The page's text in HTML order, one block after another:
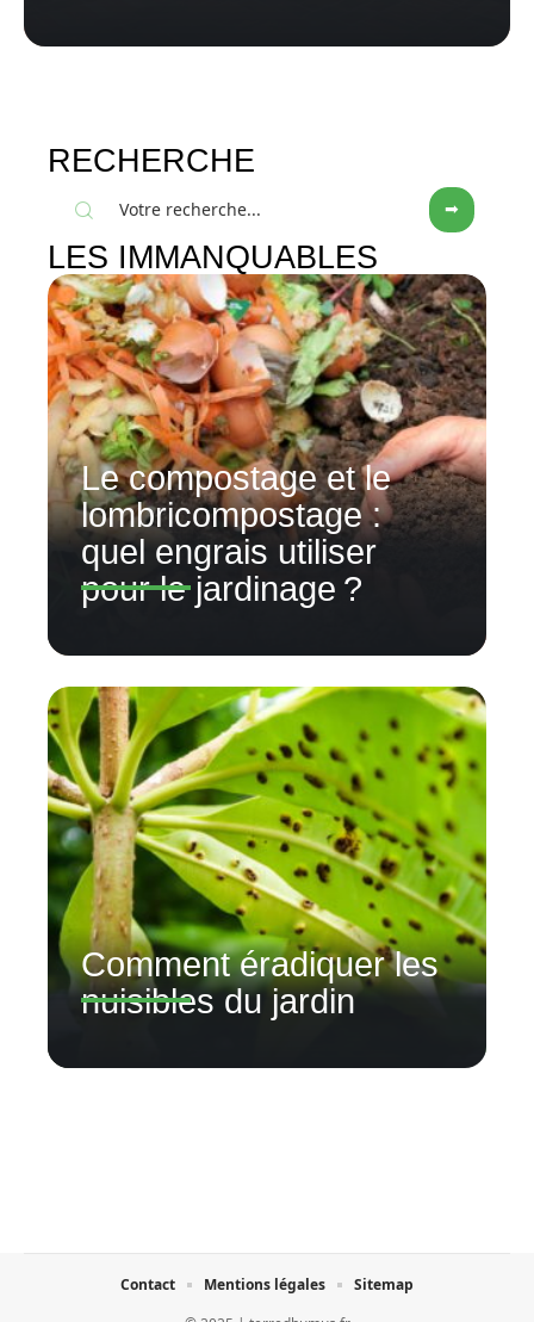
RECHERCHE
LES IMMANQUABLES
Le compostage et le
lombricompostage :
quel engrais utiliser
pour le jardinage ?
Comment éradiquer les
nuisibles du jardin
Contact Mentions légales Sitemap